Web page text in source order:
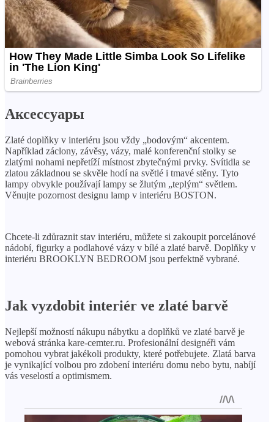
Аксессуары
Zlaté doplňky v interiéru jsou vždy „bodovým“ akcentem.
Například záclony, závěsy, vázy, malé konferenční stolky se
zlatými nohami nepřetíží místnost zbytečnými prvky. Svítidla se
zlatou základnou se skvěle hodí na světlé i tmavé stěny. Tyto
lampy obvykle používají lampy se žlutým „teplým“ světlem.
Věnujte pozornost designu lamp v interiéru BOSTON.
Chcete-li zdůraznit stav interiéru, můžete si zakoupit porcelánové
nádobí, figurky a podlahové vázy v bílé a zlaté barvě. Doplňky v
interiéru BROOKLYN BEDROOM jsou perfektně vybrané.
Jak vyzdobit interiér ve zlaté barvě
Nejlepší možností nákupu nábytku a doplňků ve zlaté barvě je
webová stránka kare-cemter.ru. Profesionální designéři vám
pomohou vybrat jakékoli produkty, které potřebujete. Zlatá barva
je vynikající volbou pro zdobení interiéru domu nebo bytu, nabíjí
vás veselostí a optimismem.